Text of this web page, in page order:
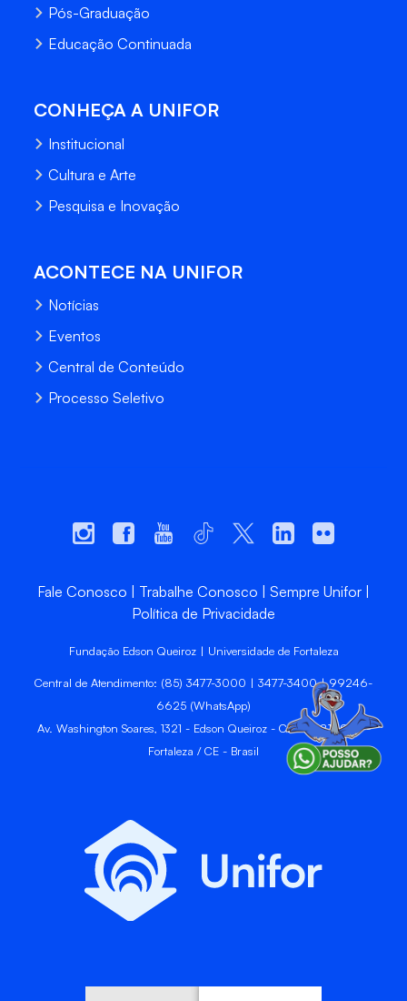
Pós-Graduação
Educação Continuada
CONHEÇA A UNIFOR
Institucional
Cultura e Arte
Pesquisa e Inovação
ACONTECE NA UNIFOR
Notícias
Eventos
Central de Conteúdo
Processo Seletivo
Fale Conosco Trabalhe Conosco
Sempre Unifor
Política de Privacidade
Fundação Edson Queiroz | Universidade de Fortaleza
Central de Atendimento: (85) 3477-3000 | 3477-3400 | 99246-
6625 (WhatsApp)
Av. Washington Soares, 1321 - Edson Queiroz - CEP 60811-905 -
Fortaleza / CE - Brasil